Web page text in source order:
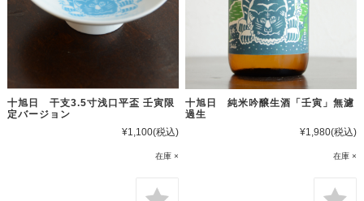
十旭日 干支3.5寸浅口平盃 壬寅限
定バージョン
¥1,100(税込)
在庫 ×
十旭日 純米吟醸生酒「壬寅」無濾
過生
¥1,980(税込)
在庫 ×